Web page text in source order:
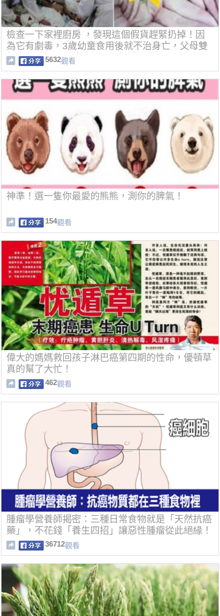
檢查一下家裡廚房 ，發現這個假貨趕緊扔掉！因
為它有劇毒，3歲幼童食用後就不治身亡，父母雙
親生死不知！買的時候要仔細辨認啦....
5632觀看
神準！選一隻你最愛的熊熊，測你的脾氣！
154觀看
偉大的媽媽救回孩子淋巴癌第四期的性命，優頓草
真的幫了大忙！
462觀看
腫瘤學營養師揭密：三種日常食物就是「天然抗癌
藥」，不花錢「養生四招」讓惡性腫瘤從此絕緣！
36712觀看